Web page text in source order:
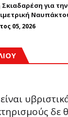
για
05, 2026
δε